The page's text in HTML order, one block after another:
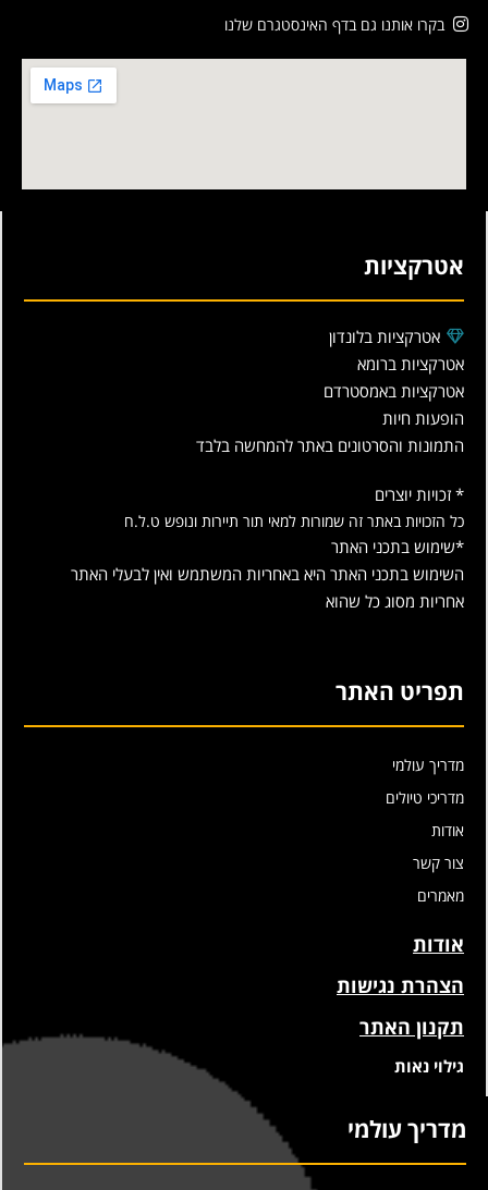
בקרו אותנו גם בדף האינסטגרם שלנו
אטרקציות
אטרקציות בלונדון
אטרקציות ברומא
אטרקציות באמסטרדם
הופעות חיות
התמונות והסרטונים באתר להמחשה בלבד
* זכויות יוצרים
כל הזכויות באתר זה שמורות למאי תור תיירות ונופש ט.ל.ח
*שימוש בתכני האתר
השימוש בתכני האתר היא באחריות המשתמש ואין לבעלי האתר
אחריות מסוג כל שהוא
תפריט האתר
מדריך עולמי
מדריכי טיולים
אודות
צור קשר
מאמרים
אודות
הצהרת נגישות
תקנון האתר
גילוי נאות
מדריך עולמי